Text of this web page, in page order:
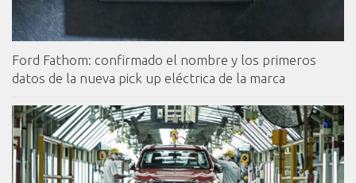
Ford Fathom: confirmado el nombre y los primeros
datos de la nueva pick up eléctrica de la marca